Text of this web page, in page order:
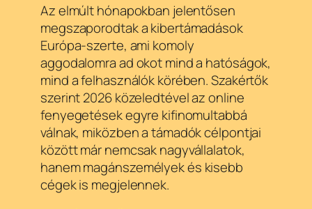
Az elmúlt hónapokban jelentősen
megszaporodtak a kibertámadások
Európa-szerte, ami komoly
aggodalomra ad okot mind a hatóságok,
mind a felhasználók körében. Szakértők
szerint 2026 közeledtével az online
fenyegetések egyre kifinomultabbá
válnak, miközben a támadók célpontjai
között már nemcsak nagyvállalatok,
hanem magánszemélyek és kisebb
cégek is megjelennek.